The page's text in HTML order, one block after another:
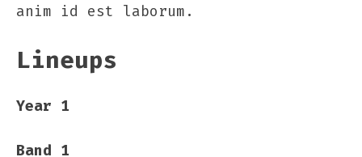
anim id est laborum.
Lineups
Year 1
Band 1